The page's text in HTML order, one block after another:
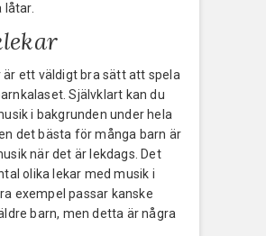
låtar.
är ett väldigt bra sätt att spela
Självklart kan du
i bakgrunden under hela
det bästa för många barn är
när det är lekdags. Det
olika lekar med musik i
exempel passar kanske
barn, men detta är några